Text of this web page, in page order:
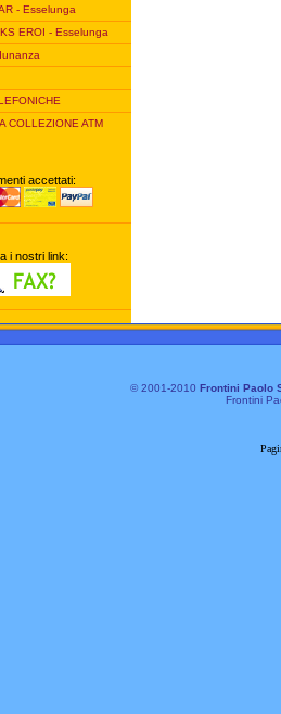
- Esselunga
EROI - Esselunga
COLLEZIONE ATM
accettati:
i nostri link:
© 2001-2010 Frontini Paolo
Frontini